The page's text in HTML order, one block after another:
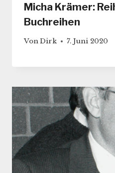
Micha Krämer:
Buchreihen
VonDirk 7. Juni 2020